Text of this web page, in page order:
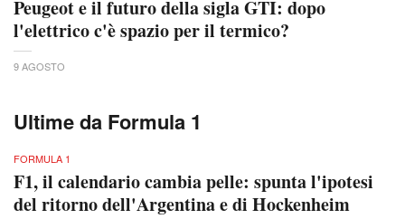
Peugeot e il futuro della sigla GTI: dopo
l'elettrico c'è spazio per il termico?
9 AGOSTO
Ultime da Formula 1
FORMULA 1
F1, il calendario cambia pelle: spunta l'ipotesi
del ritorno dell'Argentina e di Hockenheim